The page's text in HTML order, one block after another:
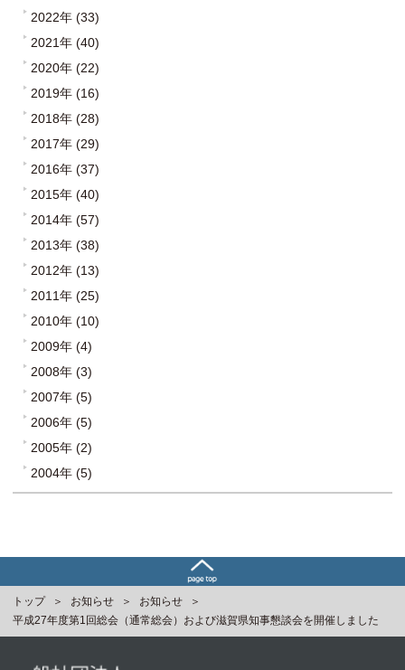
2022年 (33)
2021年 (40)
2020年 (22)
2019年 (16)
2018年 (28)
2017年 (29)
2016年 (37)
2015年 (40)
2014年 (57)
2013年 (38)
2012年 (13)
2011年 (25)
2010年 (10)
2009年 (4)
2008年 (3)
2007年 (5)
2006年 (5)
2005年 (2)
2004年 (5)
トップ お知らせ
お知らせ
平成27年度第1回総会（通常総会）および滋賀県知事懇談会を開催しました